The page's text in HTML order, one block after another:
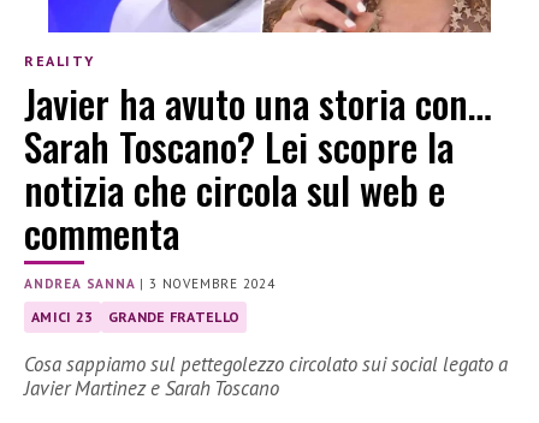
REALITY
Javier ha avuto una storia con…
Sarah Toscano? Lei scopre la
notizia che circola sul web e
commenta
ANDREA SANNA |3 NOVEMBRE 2024
AMICI 23 GRANDE FRATELLO
Cosa sappiamo sul pettegolezzo circolato sui social legato a
Javier Martinez e Sarah Toscano